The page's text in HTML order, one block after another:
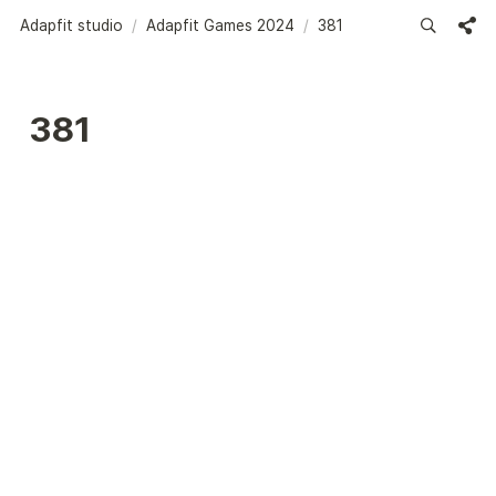
Adapfit studio / Adapfit Games 2024 / 381
381